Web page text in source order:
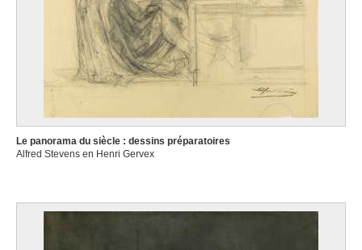
Le panorama du siècle : dessins préparatoires
Alfred Stevens en Henri Gervex